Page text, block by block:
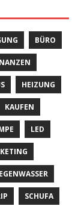
BÜRO
HEIZUNG
KAUFEN
LED
SCHUFA